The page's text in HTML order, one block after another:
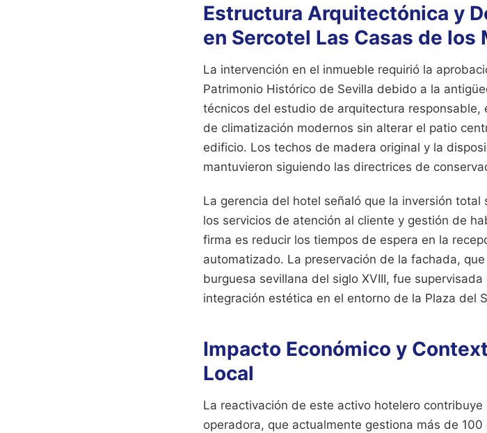
Estructura Arquitectónica y
en Sercotel Las Casas de los
La intervención en el inmueble requirió la
Patrimonio Histórico de Sevilla debido a la
técnicos del estudio de arquitectura
de climatización modernos sin alterar el patio
edificio. Los techos de madera original y la
mantuvieron siguiendo las directrices de
La gerencia del hotel señaló que la inversión total
los servicios de atención al cliente y gestión de
firma es reducir los tiempos de espera en la
automatizado. La preservación de la fachada,
burguesa sevillana del siglo XVIII, fue
integración estética en el entorno de la Plaza del
Impacto Económico y
Local
La reactivación de este activo hotelero
operadora, que actualmente gestiona más de